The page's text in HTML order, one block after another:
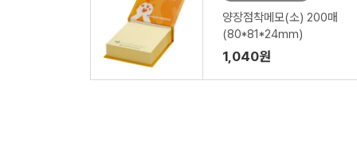
양장점착메모(소) 200매
(80*81*24mm)
1,040원